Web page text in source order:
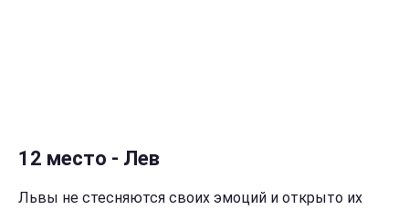
12 место - Лев
Львы не стесняются своих эмоций и открыто их